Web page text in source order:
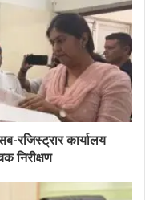
रजिस्ट्रार कार्यालय
निरीक्षण